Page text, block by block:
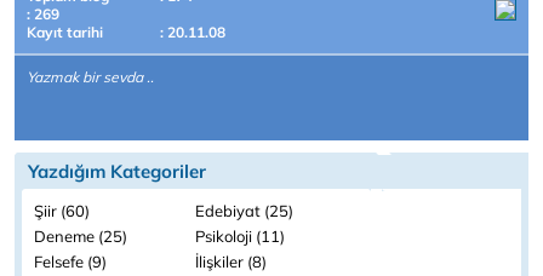
: 269
Kayıt tarihi
: 20.11.08
Yazmak bir sevda ..
Yazdığım Kategoriler
Şiir (60)
Edebiyat (25)
Deneme (25)
Psikoloji (11)
Felsefe (9)
İlişkiler (8)